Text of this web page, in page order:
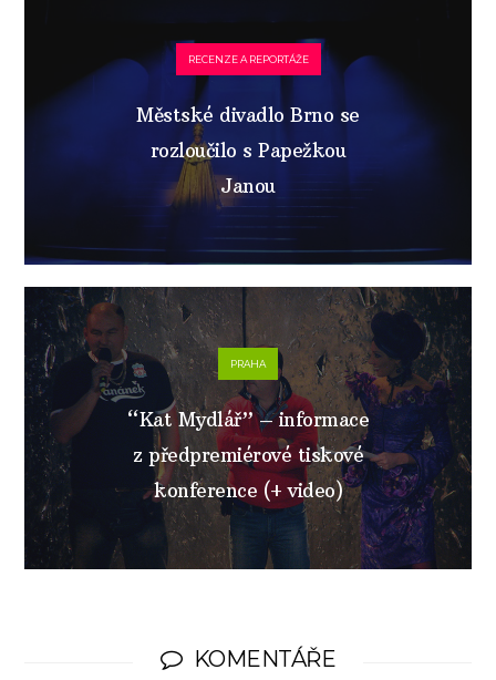
RECENZE A REPORTÁŽE
Městské divadlo Brno se
rozloučilo s Papežkou
Janou
PRAHA
“Kat Mydlář” – informace
z předpremiérové tiskové
konference (+ video)
KOMENTÁŘE